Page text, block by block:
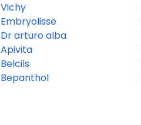
Vichy
Embryolisse
Dr arturo alba
Apivita
Belcils
Bepanthol